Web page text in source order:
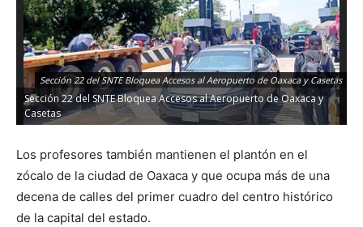
Sección 22 del SNTE Bloquea Accesos al Aeropuerto de Oaxaca y Casetas
Sección 22 del SNTE Bloquea Accesos al Aeropuerto de Oaxaca y
Casetas
Los profesores también mantienen el plantón en el
zócalo de la ciudad de Oaxaca y que ocupa más de una
decena de calles del primer cuadro del centro histórico
de la capital del estado.